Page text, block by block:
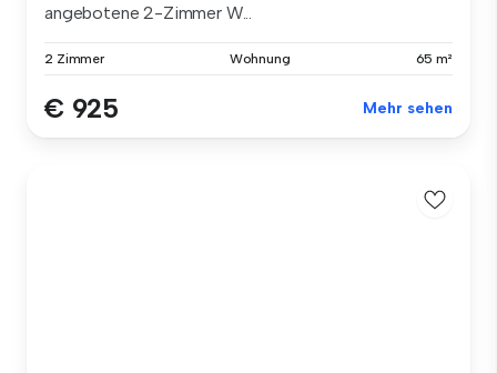
angebotene 2-Zimmer W...
2 Zimmer Wohnung 65 m²
€ 925 Mehr sehen